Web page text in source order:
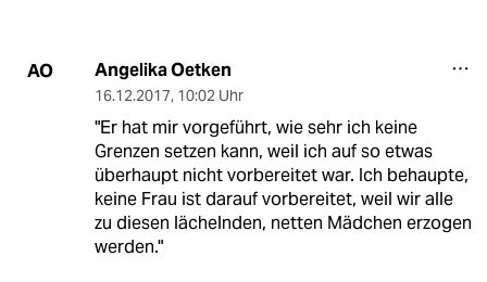
AO Angelika Oetken
16.12.2017, 10:02 Uhr
"Er hat mir vorgeführt, wie sehr ich keine
Grenzen setzen kann, weil ich auf so etwas
überhaupt nicht vorbereitet war. Ich behaupte,
keine Frau ist darauf vorbereitet, weil wir alle
zu diesen lächelnden, netten Mädchen erzogen
werden."